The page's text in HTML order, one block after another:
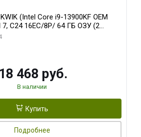
(Intel Core i9-13900KF OEM
7, C24 16EC/8P/ 64 ГБ ОЗУ (2
PROART OC 16GB GDDR7
468 руб.
В наличии
Купить
Подробнее